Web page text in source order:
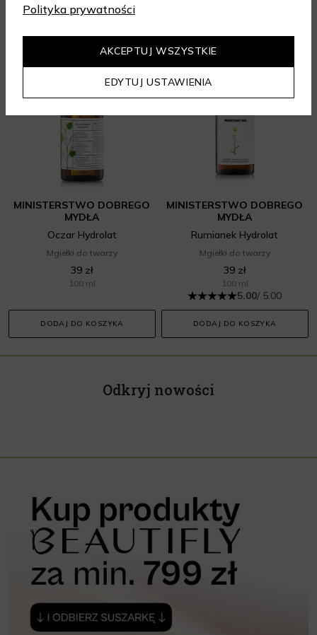
MINISTERSTWO DOBREGO
MYDŁA
Oczar Hydrolat
Mgiełki do twarzy
39 zł
100 ml
DODAJ DO KOSZYKA
MINISTERSTWO DOBREGO
MYDŁA
Rumianek Hydrolat
Mgiełki do twarzy
39 zł
100 ml
5.00/ 5.00
DODAJ DO KOSZYKA
Odkryj nowości
Polityka prywatności
EDYTUJ USTAWIENIA
AKCEPTUJ WSZYSTKIE